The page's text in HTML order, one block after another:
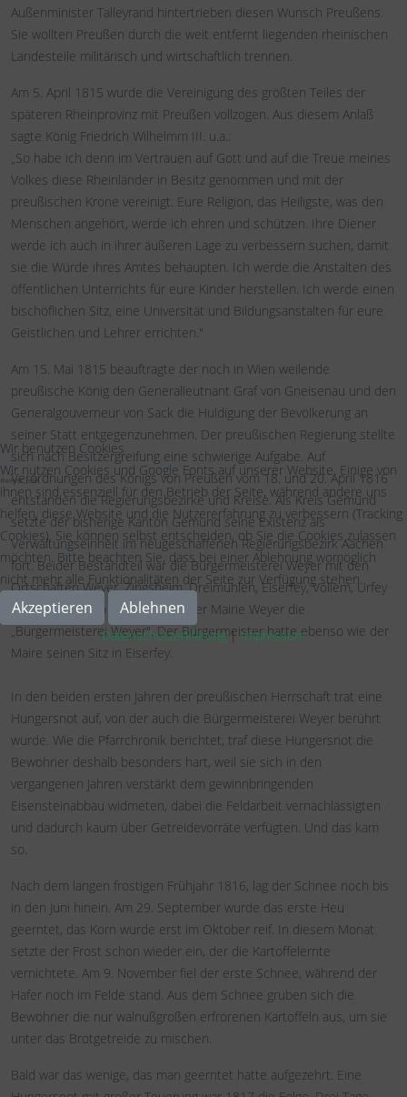
#weyer_eifel
Außenminister Talleyrand hintertrieben diesen Wunsch Preußens.
Sie wollten Preußen durch die weit entfernt liegenden rheinischen
Landesteile militärisch und wirtschaftlich trennen.
Am 5. April 1815 wurde die Vereinigung des größten Teiles der
späteren Rheinprovinz mit Preußen vollzogen. Aus diesem Anlaß
sagte König Friedrich Wilhelmm III. u.a.:
„So habe ich denn im Vertrauen auf Gott und auf die Treue meines
Volkes diese Rheinländer in Besitz genommen und mit der
preußischen Krone vereinigt. Eure Religion, das Heiligste, was den
Menschen angehört, werde ich ehren und schützen. Ihre Diener
werde ich auch in ihrer äußeren Lage zu verbessern suchen, damit
sie die Würde ihres Amtes behaupten. Ich werde die Anstalten des
öffentlichen Unterrichts für eure Kinder herstellen. Ich werde einen
bischöflichen Sitz, eine Universität und Bildungsanstalten für eure
Geistlichen und Lehrer errichten."
Am 15. Mai 1815 beauftragte der noch in Wien weilende
preußische König den Generalleutnant Graf von Gneisenau und den
Generalgouverneur von Sack die Huldigung der Bevölkerung an
seiner Statt entgegenzunehmen. Der preußischen Regierung stellte
sich nach Besitzergreifung eine schwierige Aufgabe. Auf
Verordnungen des Königs von Preußen vom 18. und 20. April 1816
entstanden die Regierungsbezirke und Kreise. Als Kreis Gemünd
setzte der bisherige Kanton Gemünd seine Existenz als
Verwaltungseinheit im neugeschaffenen Regierungsbezirk Aachen
fort. Beider Bestandteil war die Bürgermeisterei Weyer mit den
Ortschaften Weyer, Zingsheim, Dreimühlen, Eiserfey, Vollem, Urfey
und Kallmuth. So entstand aus der Mairie Weyer die
„Bürgermeisterei Weyer". Der Bürgermeister hatte ebenso wie der
Maire seinen Sitz in Eiserfey.
In den beiden ersten Jahren der preußischen Herrschaft trat eine
Hungersnot auf, von der auch die Bürgermeisterei Weyer berührt
wurde. Wie die Pfarrchronik berichtet, traf diese Hungersnot die
Bewohner deshalb besonders hart, weil sie sich in den
vergangenen Jahren verstärkt dem gewinnbringenden
Eisensteinabbau widmeten, dabei die Feldarbeit vernachlässigten
und dadurch kaum über Getreidevorräte verfügten. Und das kam
so.
Nach dem langen frostigen Frühjahr 1816, lag der Schnee noch bis
in den Juni hinein. Am 29. September wurde das erste Heu
geerntet, das Korn wurde erst im Oktober reif. In diesem Monat
setzte der Frost schon wieder ein, der die Kartoffelernte
vernichtete. Am 9. November fiel der erste Schnee, während der
Hafer noch im Felde stand. Aus dem Schnee gruben sich die
Bewohner die nur walnußgroßen erfrorenen Kartoffeln aus, um sie
unter das Brotgetreide zu mischen.
Bald war das wenige, das man geerntet hatte aufgezehrt. Eine
Wir benutzen Cookies
Wir nutzen Cookies und Google Fonts auf unserer Website. Einige von
ihnen sind essenziell für den Betrieb der Seite, während andere uns
helfen, diese Website und die Nutzererfahrung zu verbessern (Tracking
Cookies). Sie können selbst entscheiden, ob Sie die Cookies zulassen
möchten. Bitte beachten Sie, dass bei einer Ablehnung womöglich
nicht mehr alle Funktionalitäten der Seite zur Verfügung stehen.
Akzeptieren Ablehnen
Datenschutzerklärung|Impressum